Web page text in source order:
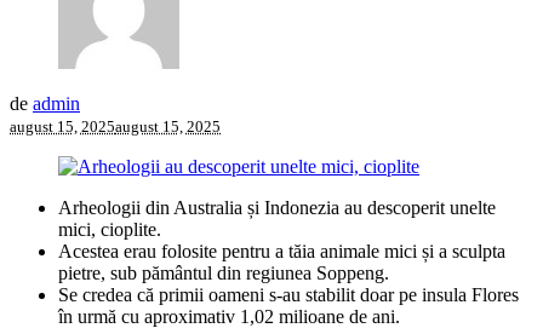
de admin
august 15, 2025august 15, 2025
Arheologii din Australia și Indonezia au descoperit unelte
mici, cioplite.
Acestea erau folosite pentru a tăia animale mici și a sculpta
pietre, sub pământul din regiunea Soppeng.
Se credea că primii oameni s-au stabilit doar pe insula Flores
în urmă cu aproximativ 1,02 milioane de ani.